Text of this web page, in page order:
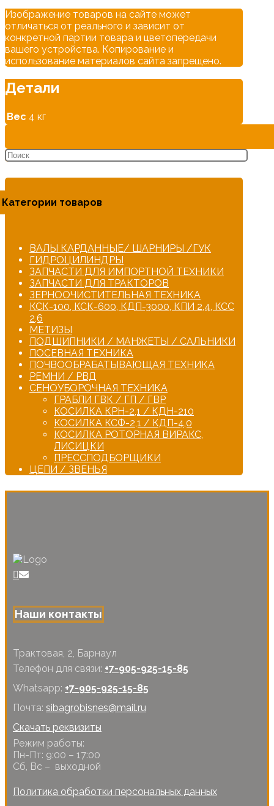
Изображение товаров на сайте может
отличаться от реального и зависит от
конкретной партии товара и цветопередачи
вашего устройства. Копирование и
использование материалов сайта запрещено.
Детали
Вес 4 кг
Категории товаров
ВАЛЫ КАРДАННЫЕ/ ШАРНИРЫ /ГУК
ГИДРОЦИЛИНДРЫ
ЗАПЧАСТИ ДЛЯ ИМПОРТНОЙ ТЕХНИКИ
ЗАПЧАСТИ ДЛЯ ТРАКТОРОВ
ЗЕРНООЧИСТИТЕЛЬНАЯ ТЕХНИКА
КСК-100, КСК-600, КДП-3000, КПИ 2,4, КСС
2,6
МЕТИЗЫ
ПОДШИПНИКИ / МАНЖЕТЫ / САЛЬНИКИ
ПОСЕВНАЯ ТЕХНИКА
ПОЧВООБРАБАТЫВАЮЩАЯ ТЕХНИКА
РЕМНИ / РВД
СЕНОУБОРОЧНАЯ ТЕХНИКА
ГРАБЛИ ГВК / ГП / ГВР
КОСИЛКА КРН-2,1 / КДН-210
КОСИЛКА КСФ-2,1 / КДП-4,0
КОСИЛКА РОТОРНАЯ ВИРАКС,
ЛИСИЦКИ
ПРЕССПОДБОРЩИКИ
ЦЕПИ / ЗВЕНЬЯ
Наши контакты
Трактовая, 2, Барнаул
Телефон для связи: +7-905-925-15-85
Whatsapp: +7-905-925-15-85
Почта: sibagrobisnes@mail.ru
Скачать реквизиты
Режим работы:
Пн-Пт: 9:00 – 17:00
Сб, Вс – выходной
Политика обработки персональных данных